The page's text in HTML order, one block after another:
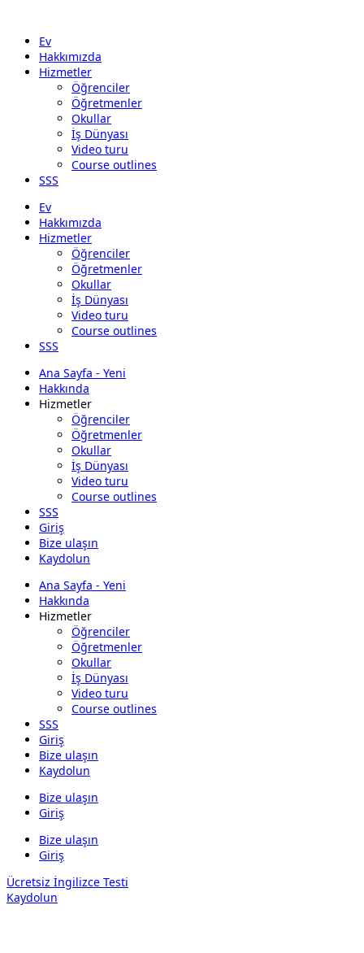
Ev
Hakkımızda
Hizmetler
Öğrenciler
Öğretmenler
Okullar
İş Dünyası
Video turu
Course outlines
SSS
Ev
Hakkımızda
Hizmetler
Öğrenciler
Öğretmenler
Okullar
İş Dünyası
Video turu
Course outlines
SSS
Ana Sayfa - Yeni
Hakkında
Hizmetler
Öğrenciler
Öğretmenler
Okullar
İş Dünyası
Video turu
Course outlines
SSS
Giriş
Bize ulaşın
Kaydolun
Ana Sayfa - Yeni
Hakkında
Hizmetler
Öğrenciler
Öğretmenler
Okullar
İş Dünyası
Video turu
Course outlines
SSS
Giriş
Bize ulaşın
Kaydolun
Bize ulaşın
Giriş
Bize ulaşın
Giriş
Ücretsiz İngilizce Testi
Kaydolun